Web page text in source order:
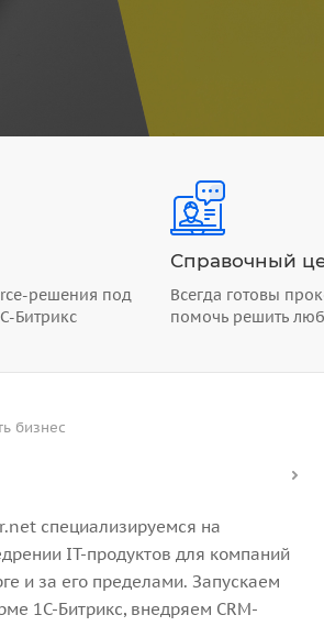
решения под
Битрикс
Справочный
Всегда готовы
помочь решить
бизнес
специализируемся на
IT-продуктов для компаний
и за его пределами. Запускаем
1С-Битрикс, внедряем CRM-